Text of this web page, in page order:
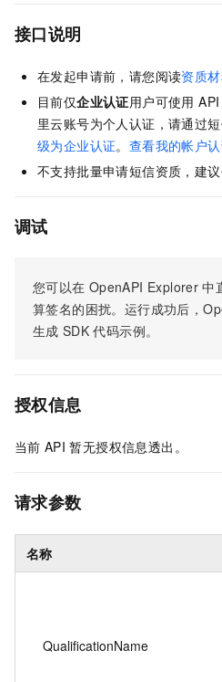
接口说明
在发起申请前，请您阅读资质
目前仅企业认证用户可使用
里云账号为个人认证，请通过
级为企业认证。 查看我的帐户
不支持批量申请短信资质，建
调试
您可以在 OpenAPI Explorer 中
算签名的困扰。运行成功后，
生成 SDK 代码示例。
授权信息
当前 API 暂无授权信息透出。
请求参数
名称
QualificationName